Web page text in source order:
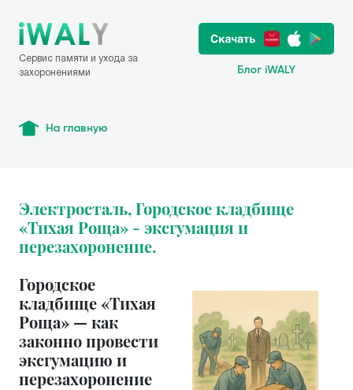
Сервис памяти и ухода за
захоронениями
Блог iWALY
На главную
Электросталь, Городское кладбище
«Тихая Роща» - эксгумация и
перезахоронение.
Городское
кладбище «Тихая
Роща» — как
законно провести
эксгумацию и
перезахоронение